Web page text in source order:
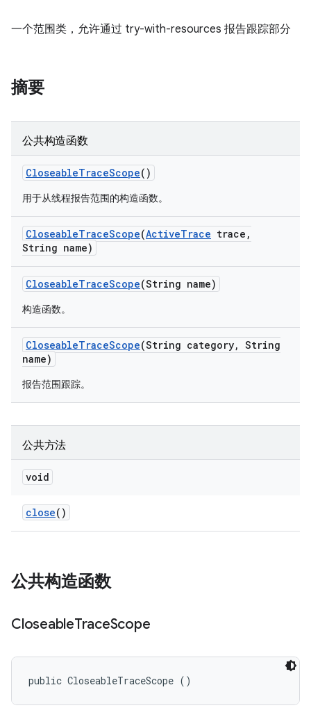
一个范围类，允许通过 try-with-resources 报告跟踪部分
摘要
公共构造函数
CloseableTraceScope()
用于从线程报告范围的构造函数。
CloseableTraceScope(ActiveTrace trace ,
String name)
CloseableTraceScope(String name)
构造函数。
CloseableTraceScope(String category, String
name)
报告范围跟踪。
公共方法
void
close()
公共构造函数
CloseableTraceScope
public CloseableTraceScope ()